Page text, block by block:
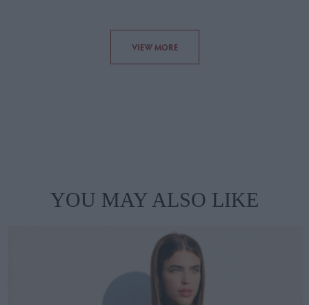
VIEW MORE
YOU MAY ALSO LIKE